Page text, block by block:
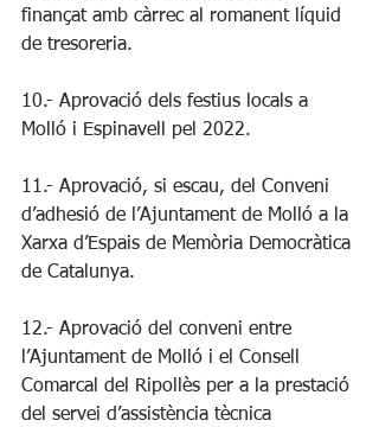
finançat amb càrrec al romanent líquid
de tresoreria.
10.- Aprovació dels festius locals a
Molló i Espinavell pel 2022.
11.- Aprovació, si escau, del Conveni
d’adhesió de l’Ajuntament de Molló a la
Xarxa d’Espais de Memòria Democràtica
de Catalunya.
12.- Aprovació del conveni entre
l’Ajuntament de Molló i el Consell
Comarcal del Ripollès per a la prestació
del servei d’assistència tècnica